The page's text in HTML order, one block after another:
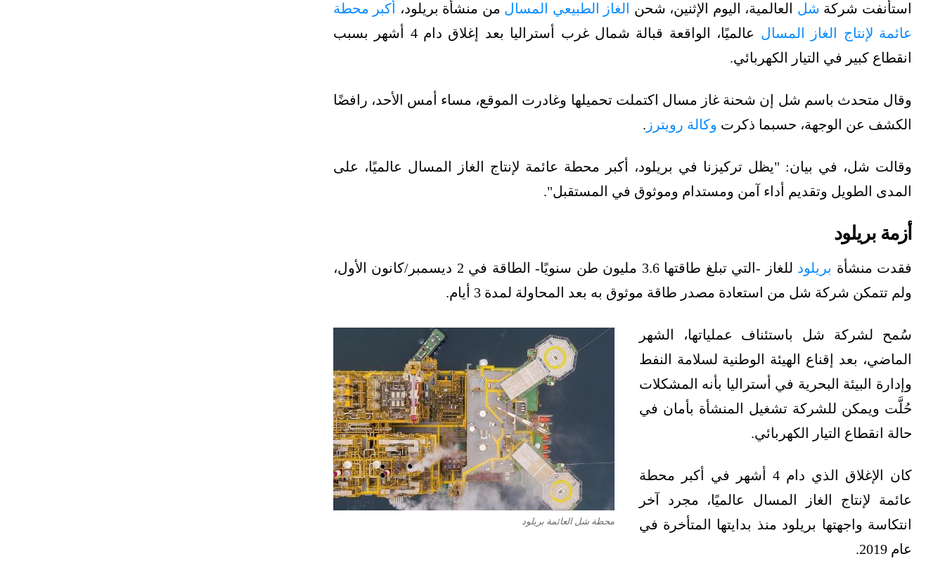
استأنفت شركة شل العالمية، اليوم الإثنين، شحن الغاز الطبيعي المسال من منشأة بريلود،
أكبر محطة
عائمة لإنتاج الغاز المسال
عالميًا، الواقعة قبالة شمال غرب أستراليا بعد إغلاق دام 4 أشهر بسبب
انقطاع كبير في التيار الكهربائي.
وقال متحدث باسم شل إن شحنة غاز مسال اكتملت تحميلها وغادرت الموقع، مساء أمس الأحد، رافضًا
الكشف عن الوجهة، حسبما ذكرت وكالة رويترز .
وقالت شل، في بيان: "يظل تركيزنا في بريلود، أكبر محطة عائمة لإنتاج الغاز المسال عالميًا، على
المدى الطويل وتقديم أداء آمن ومستدام وموثوق في المستقبل".
أزمة بريلود
فقدت منشأة بريلود
للغاز -التي تبلغ طاقتها 3.6 مليون طن سنويًا- الطاقة في 2 ديسمبر/كانون الأول،
ولم تتمكن شركة شل من استعادة مصدر طاقة موثوق به بعد المحاولة لمدة 3 أيام.
محطة شل العائمة بريلود
سُمح لشركة شل باستئناف عملياتها، الشهر
الماضي، بعد إقناع الهيئة الوطنية لسلامة النفط
وإدارة البيئة البحرية في أستراليا بأنه المشكلات
حُلَّت ويمكن للشركة تشغيل المنشأة بأمان في
حالة انقطاع التيار الكهربائي.
كان الإغلاق الذي دام 4 أشهر في أكبر محطة
عائمة لإنتاج الغاز المسال عالميًا، مجرد آخر
انتكاسة واجهتها بريلود منذ بدايتها المتأخرة في
عام 2019.